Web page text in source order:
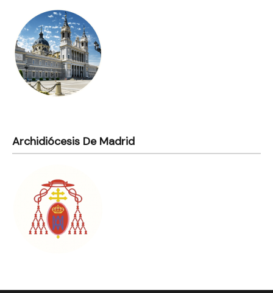
Archidiócesis De Madrid